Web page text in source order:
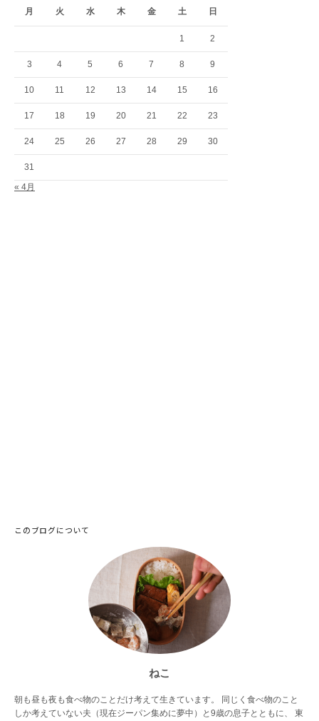
月 火 水 木 金 土 日
1 2
3 4 5 6 7 8 9
10 11 12 13 14 15 16
17 18 19 20 21 22 23
24 25 26 27 28 29 30
31
« 4月
このブログについて
ねこ
朝も昼も夜も食べ物のことだけ考えて生きています。 同じく食べ物のこと
しか考えていない夫（現在ジーパン集めに夢中）と9歳の息子とともに、 東